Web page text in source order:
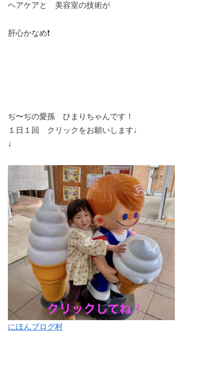
ヘアケアと 美容室の技術が
肝心かなめ❗️
ぢ〜ぢの愛孫 ひまりちゃんです！
１日１回 クリックをお願いします♩
↓
にほんブログ村